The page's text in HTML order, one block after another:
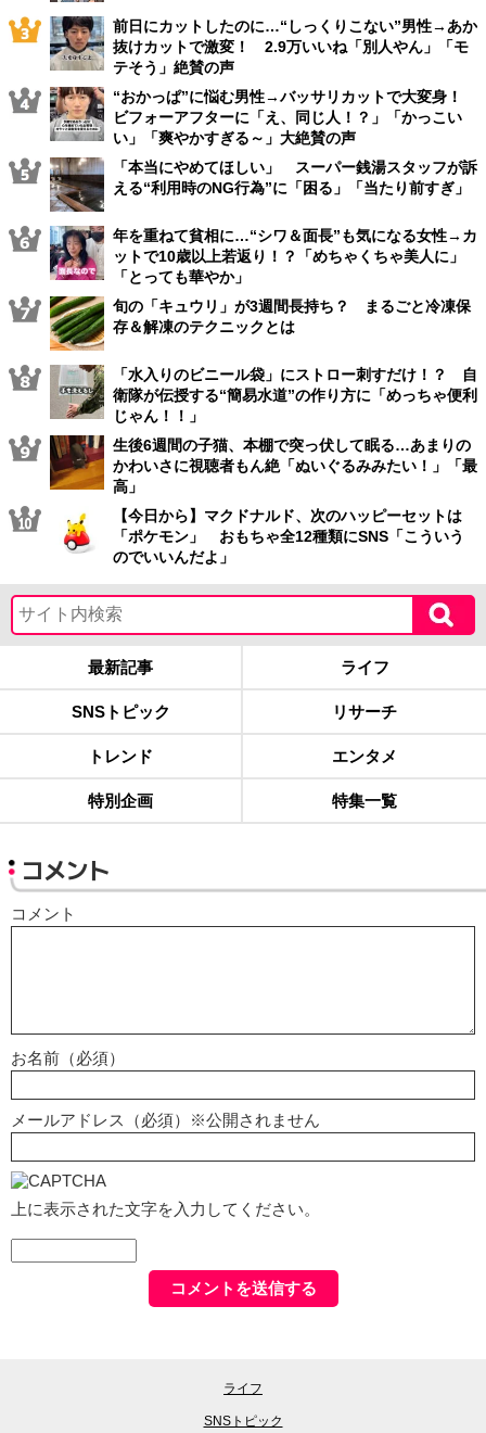
前日にカットしたのに…“しっくりこない”男性→あか
抜けカットで激変！ 2.9万いいね「別人やん」「モ
テそう」絶賛の声
“おかっぱ”に悩む男性→バッサリカットで大変身！
ビフォーアフターに「え、同じ人！？」「かっこい
い」「爽やかすぎる～」大絶賛の声
「本当にやめてほしい」 スーパー銭湯スタッフが訴
える“利用時のNG行為”に「困る」「当たり前すぎ」
年を重ねて貧相に…“シワ＆面長”も気になる女性→カ
ットで10歳以上若返り！？「めちゃくちゃ美人に」
「とっても華やか」
旬の「キュウリ」が3週間長持ち？ まるごと冷凍保
存＆解凍のテクニックとは
「水入りのビニール袋」にストロー刺すだけ！？ 自
衛隊が伝授する“簡易水道”の作り方に「めっちゃ便利
じゃん！！」
生後6週間の子猫、本棚で突っ伏して眠る…あまりの
かわいさに視聴者もん絶「ぬいぐるみみたい！」「最
高」
【今日から】マクドナルド、次のハッピーセットは
「ポケモン」 おもちゃ全12種類にSNS「こういう
のでいいんだよ」
最新記事 ライフ
SNSトピック リサーチ
トレンド エンタメ
特別企画 特集一覧
コメント
コメント
お名前（必須）
メールアドレス（必須）※公開されません
上に表示された文字を入力してください。
ライフ
SNSトピック